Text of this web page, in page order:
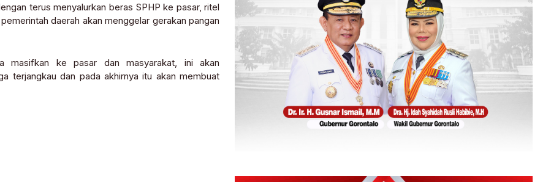
terus menyalurkan beras SPHP ke pasar, ritel
daerah akan menggelar gerakan pangan
masifkan ke pasar dan masyarakat, ini akan
terjangkau dan pada akhirnya itu akan membuat